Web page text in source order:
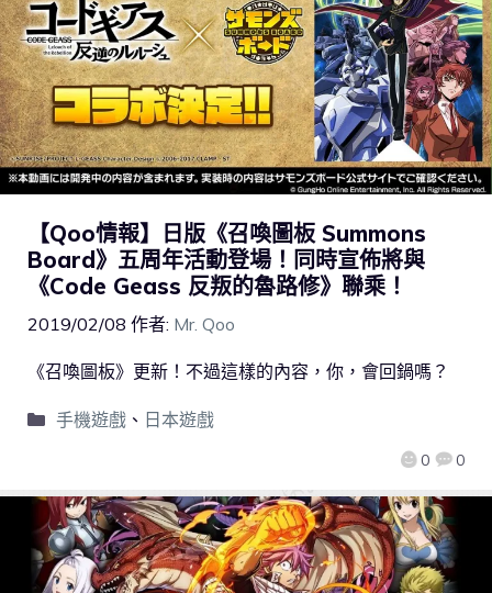
【Qoo情報】日版《召喚圖板 Summons
Board》五周年活動登場！同時宣佈將與
《Code Geass 反叛的魯路修》聯乘！
2019/02/08 作者: Mr. Qoo
0 0
《召喚圖板》更新！不過這樣的內容，你，會回鍋嗎？
手機遊戲、 日本遊戲